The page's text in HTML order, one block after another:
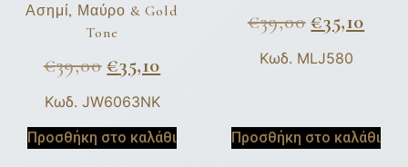
Ασημί, Μαύρο & Gold
Tone
€39,00 €35,10
Κωδ. JW6063NK
Προσθήκη στο καλάθι
€39,00 €35,10
Κωδ. MLJ580
Προσθήκη στο καλάθι